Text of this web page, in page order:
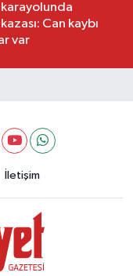
Can kaybı
var
İletişim